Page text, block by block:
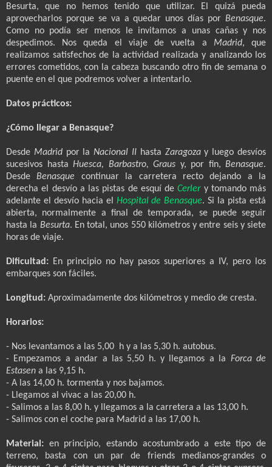
Besurta, que no hemos tenido que utilizar. El quizá pueda
aprovecharlos porque se va a quedar unos días por Benasque.
Como no podía ser menos le invitamos a unas cañas y nos
despedimos. Nos queda el viaje de vuelta a Madrid, que
realizamos satisfechos de la actividad realizada y analizando los
errores cometidos, con la cabeza buscando otro fin de semana o
puente en el que podremos volver a intentarlo.
Datos prácticos:
¿Cómo llegar a Benasque?
Desde Madrid por laNacional II hasta Zaragozay luego desvíos
sucesivos hasta Huesca, Barbastro, Graus y, por fin, Benasque.
DesdeBenasque continuar la carretera recto dejando a la
derecha el desvío a las pistas de esquí deCerler y tomando más
adelante el desvío hacia el Hospital de Benasque. Si la pista está
abierta, normalmente a final de temporada, se puede seguir
hasta la Besurta. En total, unos 550 kilómetros y entre seis y siete
horas de viaje.
Dificultad: En principio no hay pasos superiores a IV, pero los
embarques son fáciles.
Longitud: Aproximadamente dos kilómetros y medio de cresta.
Horarios:
- Nos levantamos a las 5,00
h y a las 5,30 h. autobus.
- Empezamos a andar a las 5,50 h. y llegamos a la Forca de
Estasen a las 9,15 h.
- A las 14,00 h. tormenta y nos bajamos.
- Llegamos al vivac a las 20,00 h.
- Salimos a las 8,00 h. y llegamos a la carretera a las 13,00 h.
- Salimos con el coche para Madrid a las 17,00 h.
Material: en principio, estando acostumbrado a este tipo de
terreno, basta con un par de friends medianos-grandes o